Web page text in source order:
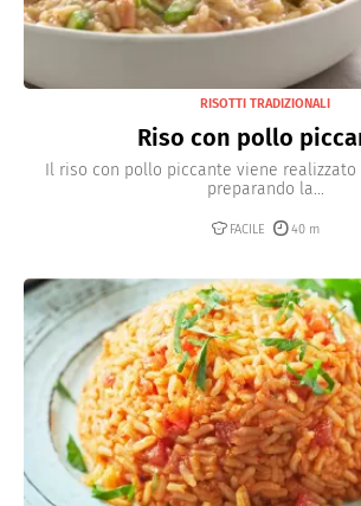
RISOTTI TRADIZIONALI
Riso con pollo
Il riso con pollo piccante viene realizzato
preparando la...
FACILE 40 m